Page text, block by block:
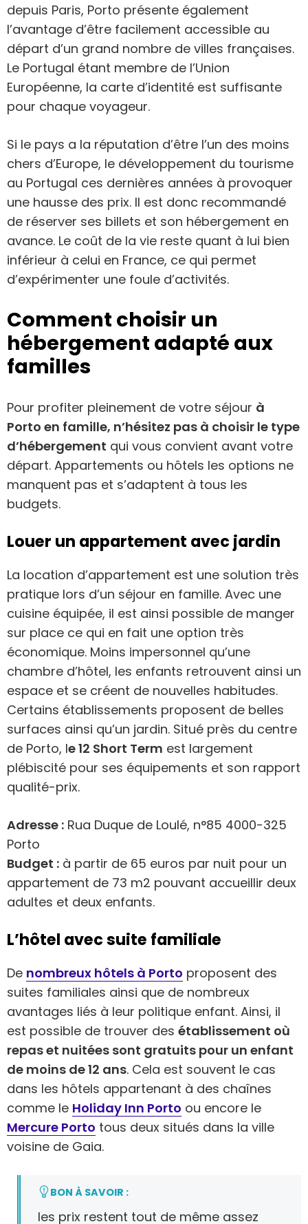
depuis Paris, Porto présente également
l’avantage d’être facilement accessible au
départ d’un grand nombre de villes françaises.
Le Portugal étant membre de l’Union
Européenne, la carte d’identité est suffisante
pour chaque voyageur.
Si le pays a la réputation d’être l’un des moins
chers d’Europe, le développement du tourisme
au Portugal ces dernières années à provoquer
une hausse des prix. Il est donc recommandé
de réserver ses billets et son hébergement en
avance. Le coût de la vie reste quant à lui bien
inférieur à celui en France, ce qui permet
d’expérimenter une foule d’activités.
Comment choisir un
hébergement adapté aux
familles
Pour profiter pleinement de votre séjour à
Porto en famille, n’hésitez pas à choisir le type
d’hébergement qui vous convient avant votre
départ. Appartements ou hôtels les options ne
manquent pas et s’adaptent à tous les
budgets.
Louer un appartement avec jardin
La location d’appartement est une solution très
pratique lors d’un séjour en famille. Avec une
cuisine équipée, il est ainsi possible de manger
sur place ce qui en fait une option très
économique. Moins impersonnel qu’une
chambre d’hôtel, les enfants retrouvent ainsi un
espace et se créent de nouvelles habitudes.
Certains établissements proposent de belles
surfaces ainsi qu’un jardin. Situé près du centre
de Porto, le 12 Short Term est largement
plébiscité pour ses équipements et son rapport
qualité-prix.
Adresse : Rua Duque de Loulé, n°85 4000-325
Porto
Budget : à partir de 65 euros par nuit pour un
appartement de 73 m2 pouvant accueillir deux
adultes et deux enfants.
L’hôtel avec suite familiale
De nombreux hôtels à Porto proposent des
suites familiales ainsi que de nombreux
avantages liés à leur politique enfant. Ainsi, il
est possible de trouver des établissement où
repas et nuitées sont gratuits pour un enfant
de moins de 12 ans. Cela est souvent le cas
dans les hôtels appartenant à des chaînes
comme le Holiday Inn Porto ou encore le
Mercure Porto tous deux situés dans la ville
voisine de Gaia.
BON À SAVOIR :
les prix restent tout de même assez